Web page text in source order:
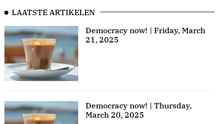
LAATSTE ARTIKELEN
Democracy now! | Friday, March
21, 2025
Democracy now! | Thursday,
March 20, 2025